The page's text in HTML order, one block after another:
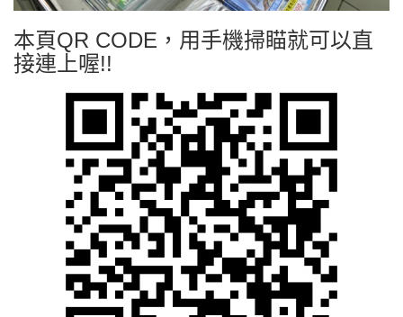
本頁QR CODE，用手機掃瞄就可以直
接連上喔!!